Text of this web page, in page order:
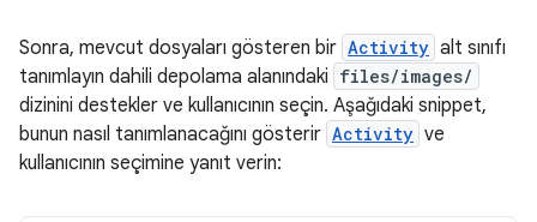
Sonra, mevcut dosyaları gösteren bir Activity alt sınıfı
tanımlayın dahili depolama alanındaki files/images/
dizinini destekler ve kullanıcının seçin. Aşağıdaki snippet,
bunun nasıl tanımlanacağını gösterir Activity ve
kullanıcının seçimine yanıt verin: